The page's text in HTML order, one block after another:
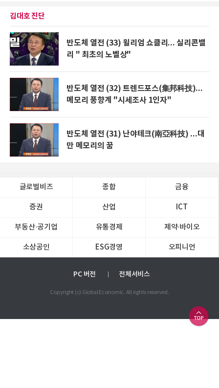
김대호 진단
반도체 열전 (33) 윌리엄 쇼클리... 실리콘밸
리 " 최초의 노벨상"
반도체 열전 (32) 트렌드포스(集邦科技)...
메모리 풍향계 "시세조사 1인자"
반도체 열전 (31) 난야테크(南亞科技) ...대
만 메모리의 꿈
글로벌비즈 종합 금융
증권 산업 ICT
부동산·공기업 유통경제 제약∙바이오
소상공인 ESG경영 오피니언
PC 버전 전체서비스
Copyright (c) Global Economic. All rights reserved.